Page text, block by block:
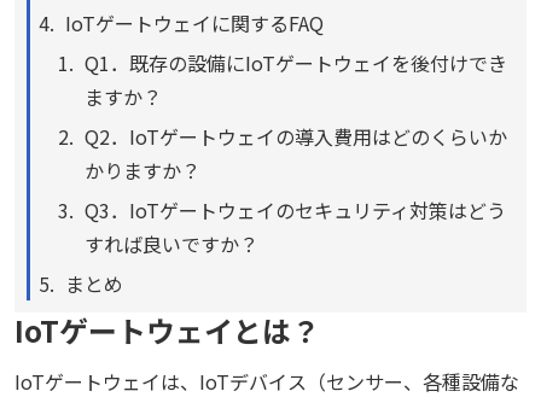
IoTゲートウェイに関するFAQ
Q1．既存の設備にIoTゲートウェイを後付けでき
ますか？
Q2．IoTゲートウェイの導入費用はどのくらいか
かりますか？
Q3．IoTゲートウェイのセキュリティ対策はどう
すれば良いですか？
まとめ
IoTゲートウェイとは？
IoTゲートウェイは、IoTデバイス（センサー、各種設備な